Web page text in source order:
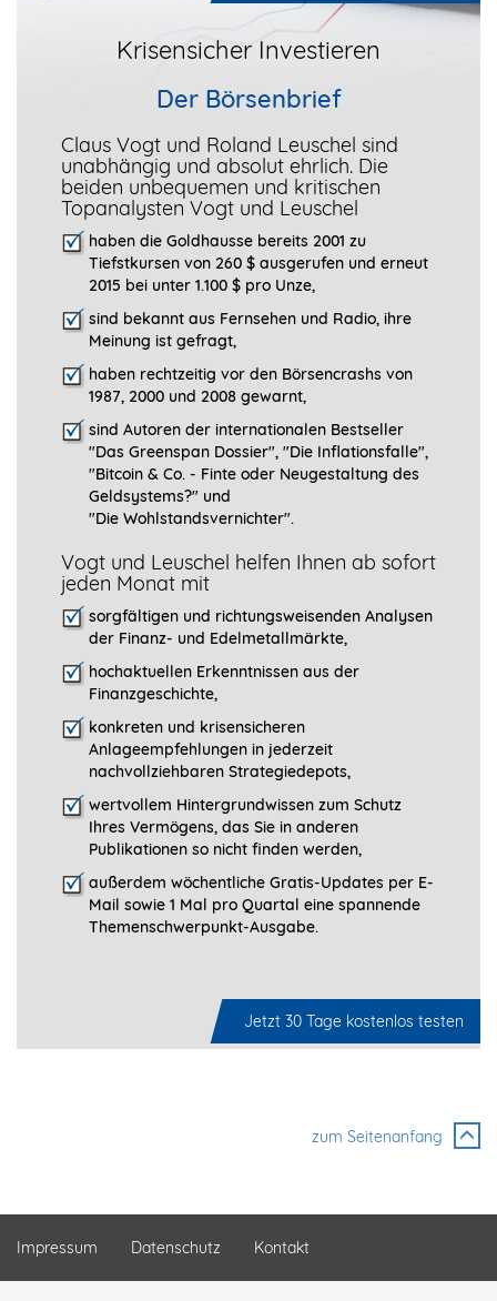
Krisensicher Investieren
Der Börsenbrief
Claus Vogt und Roland Leuschel sind
unabhängig und absolut ehrlich. Die
beiden unbequemen und kritischen
Topanalysten Vogt und Leuschel
haben die Goldhausse bereits 2001 zu
Tiefstkursen von 260 $ ausgerufen und erneut
2015 bei unter 1.100 $ pro Unze,
sind bekannt aus Fernsehen und Radio, ihre
Meinung ist gefragt,
haben rechtzeitig vor den Börsencrashs von
1987, 2000 und 2008 gewarnt,
sind Autoren der internationalen Bestseller
"Das Greenspan Dossier", "Die Inflationsfalle",
"Bitcoin & Co. - Finte oder Neugestaltung des
Geldsystems?" und
"Die Wohlstandsvernichter".
Vogt und Leuschel helfen Ihnen ab sofort
jeden Monat mit
sorgfältigen und richtungsweisenden Analysen
der Finanz- und Edelmetallmärkte,
hochaktuellen Erkenntnissen aus der
Finanzgeschichte,
konkreten und krisensicheren
Anlageempfehlungen in jederzeit
nachvollziehbaren Strategiedepots,
wertvollem Hintergrundwissen zum Schutz
Ihres Vermögens, das Sie in anderen
Publikationen so nicht finden werden,
außerdem wöchentliche Gratis-Updates per E-
Mail sowie 1 Mal pro Quartal eine spannende
Themenschwerpunkt-­Ausgabe.
Jetzt 30 Tage kostenlos testen
zum Seitenanfang
Impressum Datenschutz Kontakt